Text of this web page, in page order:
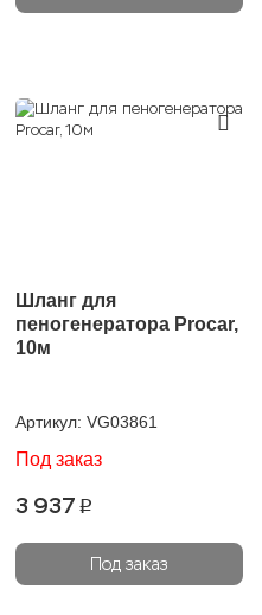
Шланг для
пеногенератора Procar,
10м
Артикул: VG03861
Под заказ
3 937 p
Под заказ